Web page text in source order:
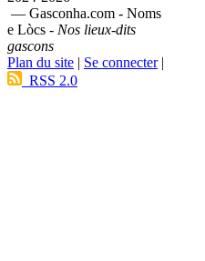
— Gasconha.com - Noms
e Lòcs - Nos lieux-dits
gascons
Plan du site | Se connecter|
RSS 2.0